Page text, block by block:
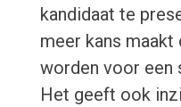
kandidaat te
meer kans
worden voor een
Het geeft ook